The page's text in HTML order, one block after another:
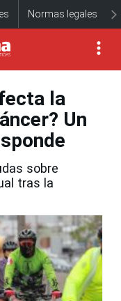
Normas legales
la
Un
sobre
tras la